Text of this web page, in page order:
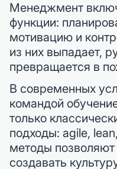
Менеджмент
функции:
мотивацию и
из них выпадает,
превращается в
В современных
командой
только
подходы: agile,
методы позволяют
создавать